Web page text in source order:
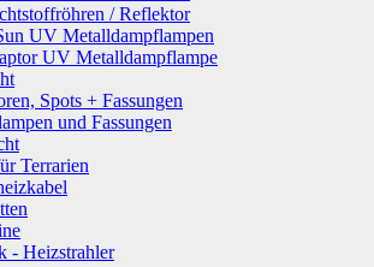
/ Reflektor
UV Metalldampflampen
UV Metalldampflampe
Spots + Fassungen
und Fassungen
Terrarien
- Heizstrahler